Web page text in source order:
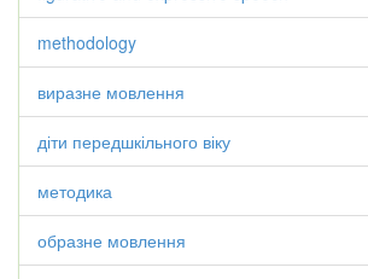
methodology
виразне мовлення
діти передшкільного віку
методика
образне мовлення